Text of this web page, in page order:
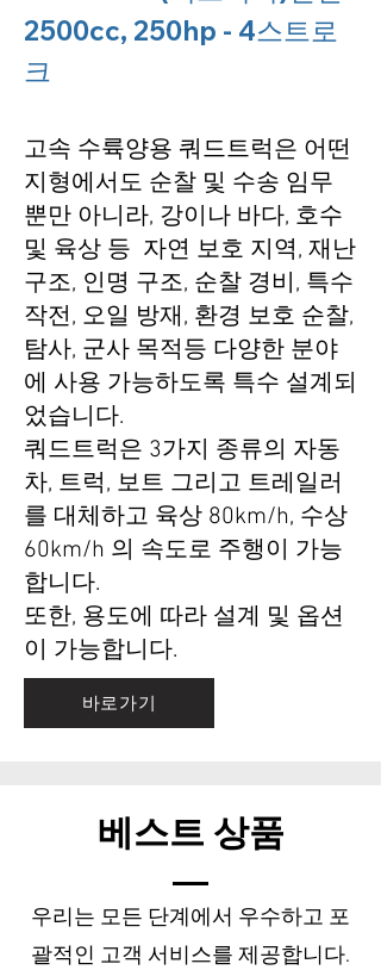
2500cc, 250hp - 4스트로
크
고속 수륙양용 쿼드트럭은 어떤
지형에서도 순찰 및 수송 임무
뿐만 아니라, 강이나 바다, 호수
및 육상 등 자연 보호 지역, 재난
구조, 인명 구조, 순찰 경비, 특수
작전, 오일 방재, 환경 보호 순찰,
탐사, 군사 목적등 다양한 분야
에 사용 가능하도록 특수 설계되
었습니다.
​쿼드트럭은 3가지 종류의 자동
차, 트럭, 보트 그리고 트레일러
를 대체하고 육상 80km/h, 수상
60km/h 의 속도로 주행이 가능
합니다.
또한, 용도에 따라 설계 및 옵션
이 가능합니다.
바로가기
​베스트 상품
우리는 모든 단계에서 우수하고 포
괄적인 고객 서비스를 제공합니다.